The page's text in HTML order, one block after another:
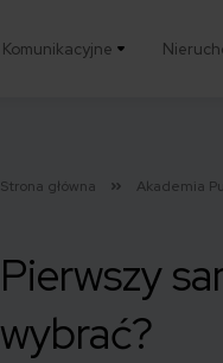
Komunikacyjne
Strona główna Akademia
Pierwszy
wybrać?